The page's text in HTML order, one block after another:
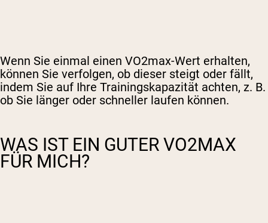
Wenn Sie einmal einen VO2max-Wert erhalten,
können Sie verfolgen, ob dieser steigt oder fällt,
indem Sie auf Ihre Trainingskapazität achten, z. B.
ob Sie länger oder schneller laufen können.
WAS IST EIN GUTER VO2MAX
FÜR MICH?